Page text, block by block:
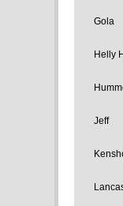
Gola
Helly
Jeff